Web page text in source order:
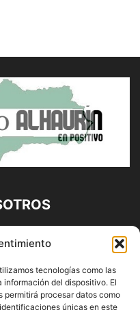
tecnologías como las
del dispositivo. El
permitirá procesar datos como
únicas en este
Propiedad de
95 71 95 | Noticias de
y Provincia|